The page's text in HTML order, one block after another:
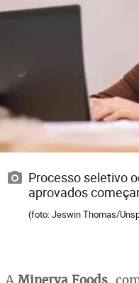
Processo seletivo
aprovados
(foto: Jeswin Thomas/
A Minerva Foods,